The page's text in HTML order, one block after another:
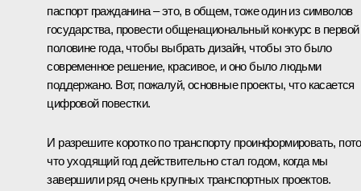
паспорт гражданина – это, в общем, тоже один из символов
государства, провести общенациональный конкурс в первой
половине года, чтобы выбрать дизайн, чтобы это было
современное решение, красивое, и оно было людьми
поддержано. Вот, пожалуй, основные проекты, что касается
цифровой повестки.
И разрешите коротко по транспорту проинформировать,
что уходящий год действительно стал годом, когда мы
завершили ряд очень крупных транспортных проектов.